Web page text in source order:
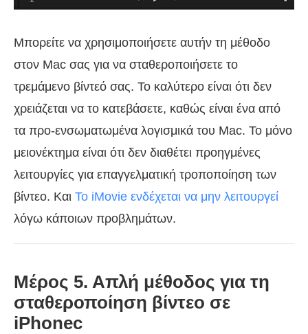
Μπορείτε να χρησιμοποιήσετε αυτήν τη μέθοδο
στον Mac σας για να σταθεροποιήσετε το
τρεμάμενο βίντεό σας. Το καλύτερο είναι ότι δεν
χρειάζεται να το κατεβάσετε, καθώς είναι ένα από
τα προ-ενσωματωμένα λογισμικά του Mac. Το μόνο
μειονέκτημα είναι ότι δεν διαθέτει προηγμένες
λειτουργίες για επαγγελματική τροποποίηση των
βίντεο. Και Το iMovie ενδέχεται να μην λειτουργεί
λόγω κάποιων προβλημάτων.
Μέρος 5. Απλή μέθοδος για τη
σταθεροποίηση βίντεο σε
iPhonec